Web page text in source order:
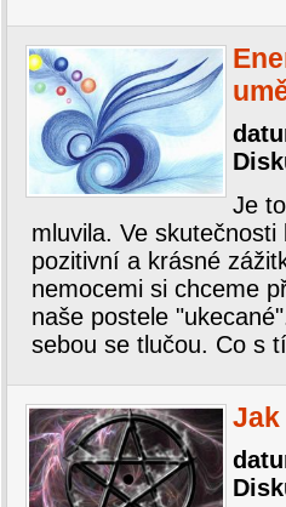
Je
mluvila. Ve
pozitivní a krásné
nemocemi si chceme
naše postele
sebou se tlučou. Co s
Jak